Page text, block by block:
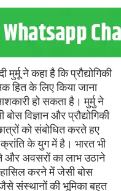
मुर्मू ने कहा है कि प्रौद्योगिकी
हित के लिए किया जाना
हो सकता है। मुर्मु ने
विज्ञान और प्रौद्योगिकी
को संबोधित करते हए
के युग में है। भारत भी
और अवसरों का लाभ उठाने
हासिल करने में जेसी बोस
संस्थानों की भूमिका बहुत